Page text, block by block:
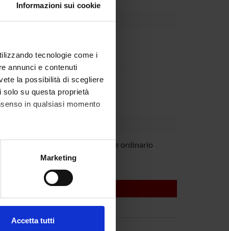
Informazioni sui cookie
tecnologie come i
annunci e contenuti
la possibilità di scegliere
su questa proprietà
in qualsiasi momento
metro,Marketing
Accetta tutti
Professore ordinario